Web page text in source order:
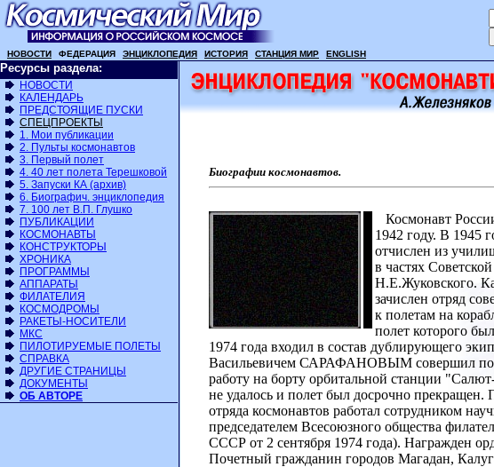
НОВОСТИ ФЕДЕРАЦИЯ ЭНЦИКЛОПЕДИЯ ИСТОРИЯ СТАНЦИЯ МИР ENGLISH
Ресурсы раздела:
НОВОСТИ
КАЛЕНДАРЬ
ПРЕДСТОЯЩИЕ ПУСКИ
СПЕЦПРОЕКТЫ
1. Мои публикации
2. Пульты космонавтов
3. Первый полет
4. 40 лет полета Терешковой
5. Запуски КА (архив)
6. Биографич. энциклопедия
7. 100 лет В.П. Глушко
ПУБЛИКАЦИИ
КОСМОНАВТЫ
КОНСТРУКТОРЫ
ХРОНИКА
ПРОГРАММЫ
АППАРАТЫ
ФИЛАТЕЛИЯ
КОСМОДРОМЫ
РАКЕТЫ-НОСИТЕЛИ
МКС
ПИЛОТИРУЕМЫЕ ПОЛЕТЫ
СПРАВКА
ДРУГИЕ СТРАНИЦЫ
ДОКУМЕНТЫ
ОБ АВТОРЕ
Биографии космонавтов.
Космонавт
1942 году. В 1945
отчислен из
в частях
Н.Е.Жуковского.
зачислен отряд
к полетам на
полет которого
1974 года входил в состав дублирующего
Васильевичем САРАФАНОВЫМ совершил
работу на борту орбитальной станции
не удалось и полет был досрочно прекращен.
отряда космонавтов работал сотрудником
председателем Всесоюзного общества
СССР от 2 сентября 1974 года). Награжден
Почетный гражданин городов Магадан,